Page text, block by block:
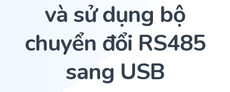
Giới thiệu
Dịch Vụ
và sử dụng bộ
chuyển đổi RS485
sang USB